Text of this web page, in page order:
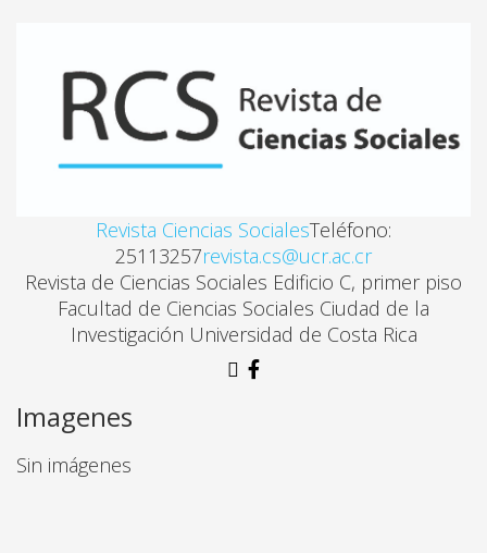
Revista Ciencias SocialesTeléfono:
25113257revista.cs@ucr.ac.cr
Revista de Ciencias Sociales Edificio C, primer piso
Facultad de Ciencias Sociales Ciudad de la
Investigación Universidad de Costa Rica
Imagenes
Sin imágenes